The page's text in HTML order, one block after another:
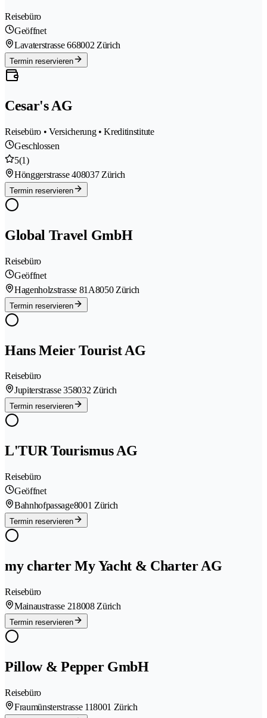
Reisebüro
Geöffnet
Lavaterstrasse 668002 Zürich
Termin reservieren
Cesar's AG
Reisebüro • Versicherung • Kreditinstitute
Geschlossen
5(1)
Hönggerstrasse 408037 Zürich
Termin reservieren
Global Travel GmbH
Reisebüro
Geöffnet
Hagenholzstrasse 81A8050 Zürich
Termin reservieren
Hans Meier Tourist AG
Reisebüro
Jupiterstrasse 358032 Zürich
Termin reservieren
L'TUR Tourismus AG
Reisebüro
Geöffnet
Bahnhofpassage8001 Zürich
Termin reservieren
my charter My Yacht & Charter AG
Reisebüro
Mainaustrasse 218008 Zürich
Termin reservieren
Pillow & Pepper GmbH
Reisebüro
Fraumünsterstrasse 118001 Zürich